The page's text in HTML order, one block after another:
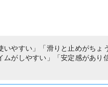
やすい」「滑りと止めがちょ
がしやすい」「安定感があり